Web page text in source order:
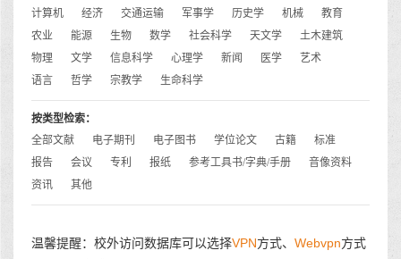
计算机
经济 交通运输 军事学 历史学 机械
教育
农业
能源 生物 数学 社会科学 天文学
土木建筑
物理
文学 信息科学 心理学 新闻 医学
艺术
语言
哲学 宗教学 生命科学
按类型检索：
全部文献
电子期刊 电子图书 学位论文 古籍
标准
报告
会议 专利 报纸 参考工具书/字典/手册
音像资料
资讯
其他
温馨提醒：校外访问数据库可以选择VPN方式、 Webvpn方式